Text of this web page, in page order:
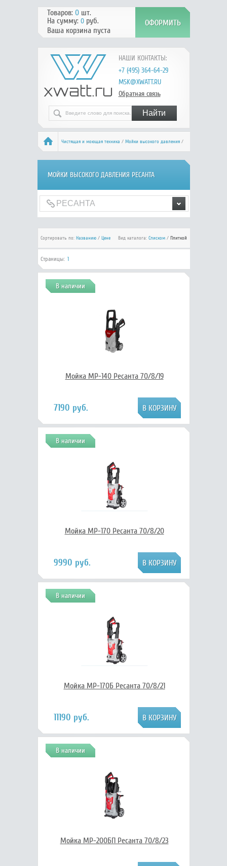
НАШИ КОНТАКТЫ:
+7 (495) 364-64-29
MSK@XWATT.RU
Обратная связь
Товаров: 0шт.
На сумму: 0руб.
Ваша корзина пуста
Чистящая и моющая техника / Мойки высокого давления/
РЕСАНТА
МОЙКИ ВЫСОКОГО ДАВЛЕНИЯ РЕСАНТА
Сортировать по: Названию/ Цене Вид каталога: Списком/ Плиткой
Страницы: 1
В наличии
Мойка МР-140 Ресанта 70/8/19
7190 руб.
В наличии
Мойка МР-170 Ресанта 70/8/20
9990 руб.
В наличии
Мойка МР-170Б Ресанта 70/8/21
11190 руб.
В наличии
Мойка МР-200БП Ресанта 70/8/23